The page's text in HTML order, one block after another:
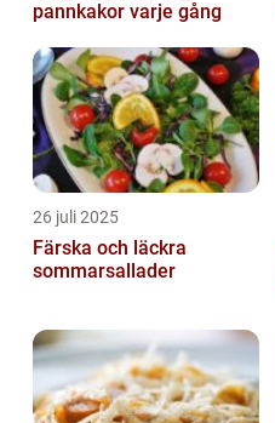
pannkakor varje gång
26 juli 2025
Färska och läckra
sommarsallader